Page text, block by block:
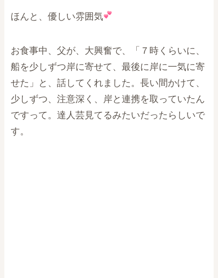
ほんと、優しい雰囲気
お食事中、父が、大興奮で、「７時くらいに、
船を少しずつ岸に寄せて、最後に岸に一気に寄
せた」と、話してくれました。長い間かけて、
少しずつ、注意深く、岸と連携を取っていたん
ですって。達人芸見てるみたいだったらしいで
す。